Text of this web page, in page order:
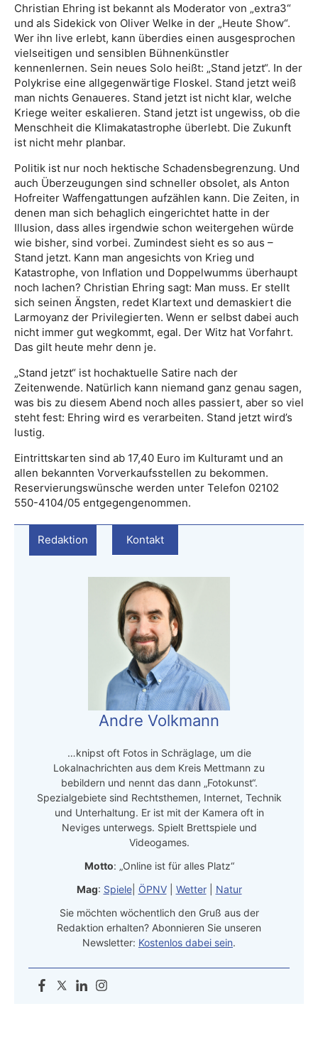
Christian Ehring ist bekannt als Moderator von „extra3“
und als Sidekick von Oliver Welke in der „Heute Show“.
Wer ihn live erlebt, kann überdies einen ausgesprochen
vielseitigen und sensiblen Bühnenkünstler
kennenlernen. Sein neues Solo heißt: „Stand jetzt“. In der
Polykrise eine allgegenwärtige Floskel. Stand jetzt weiß
man nichts Genaueres. Stand jetzt ist nicht klar, welche
Kriege weiter eskalieren. Stand jetzt ist ungewiss, ob die
Menschheit die Klimakatastrophe überlebt. Die Zukunft
ist nicht mehr planbar.
Politik ist nur noch hektische Schadensbegrenzung. Und
auch Überzeugungen sind schneller obsolet, als Anton
Hofreiter Waffengattungen aufzählen kann. Die Zeiten, in
denen man sich behaglich eingerichtet hatte in der
Illusion, dass alles irgendwie schon weitergehen würde
wie bisher, sind vorbei. Zumindest sieht es so aus –
Stand jetzt. Kann man angesichts von Krieg und
Katastrophe, von Inflation und Doppelwumms überhaupt
noch lachen? Christian Ehring sagt: Man muss. Er stellt
sich seinen Ängsten, redet Klartext und demaskiert die
Larmoyanz der Privilegierten. Wenn er selbst dabei auch
nicht immer gut wegkommt, egal. Der Witz hat Vorfahrt.
Das gilt heute mehr denn je.
„Stand jetzt“ ist hochaktuelle Satire nach der
Zeitenwende. Natürlich kann niemand ganz genau sagen,
was bis zu diesem Abend noch alles passiert, aber so viel
steht fest: Ehring wird es verarbeiten. Stand jetzt wird’s
lustig.
Eintrittskarten sind ab 17,40 Euro im Kulturamt und an
allen bekannten Vorverkaufsstellen zu bekommen.
Reservierungswünsche werden unter Telefon 02102
550-4104/05 entgegengenommen.
Redaktion Kontakt
Andre Volkmann
…knipst oft Fotos in Schräglage, um die
Lokalnachrichten aus dem Kreis Mettmann zu
bebildern und nennt das dann „Fotokunst“.
Spezialgebiete sind Rechtsthemen, Internet, Technik
und Unterhaltung. Er ist mit der Kamera oft in
Neviges unterwegs. Spielt Brettspiele und
Videogames.
Motto: „Online ist für alles Platz“
Mag: Spiele| ÖPNV| Wetter| Natur
Sie möchten wöchentlich den Gruß aus der
Redaktion erhalten? Abonnieren Sie unseren
Newsletter: Kostenlos dabei sein.